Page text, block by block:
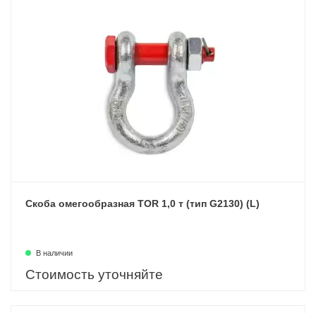
Скоба омегообразная TOR 1,0 т (тип G2130) (L)
В наличии
Стоимость уточняйте